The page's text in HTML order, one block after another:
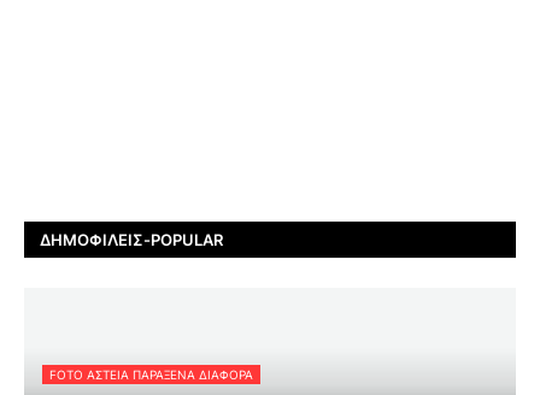
ΔΗΜΟΦΙΛΕΊΣ-POPULAR
FOTO ΑΣΤΕΙΑ ΠΑΡΑΞΕΝΑ ΔΙΑΦΟΡΑ